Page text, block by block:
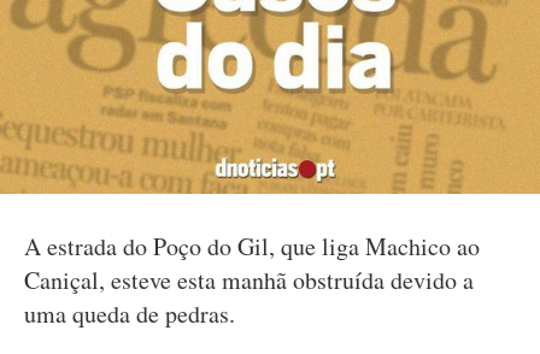
A estrada do Poço do Gil, que liga Machico ao
Caniçal, esteve esta manhã obstruída devido a
uma queda de pedras.